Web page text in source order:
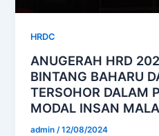
HRDC
ANUGERAH HRD
BINTANG BAHARU
TERSOHOR DALAM
MODAL INSAN
admin/12/08/2024